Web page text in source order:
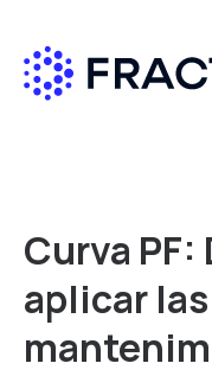
Curva
aplicar